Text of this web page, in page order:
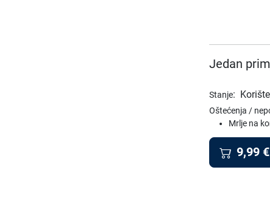
Jedan
Stanje:
Oštećenja /
Mrlje na
9,99 €